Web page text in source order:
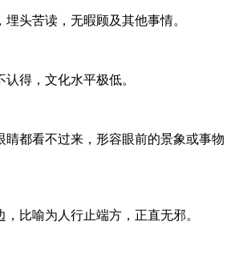
埋头苦读，无暇顾及其他事情。
认得，文化水平极低。
睛都看不过来，形容眼前的景象或事物
，比喻为人行止端方，正直无邪。